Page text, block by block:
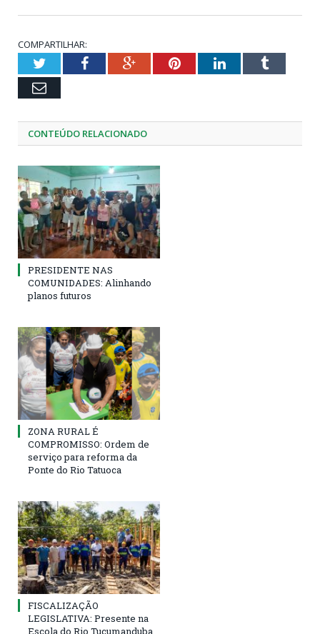
COMPARTILHAR:
TwitterFacebookGoogle+PinterestLinkedInTumblr
Email
CONTEÚDO RELACIONADO
PRESIDENTE NAS
COMUNIDADES: Alinhando
planos futuros
ZONA RURAL É
COMPROMISSO: Ordem de
serviço para reforma da
Ponte do Rio Tatuoca
FISCALIZAÇÃO
LEGISLATIVA: Presente na
Escola do Rio Tucumanduba